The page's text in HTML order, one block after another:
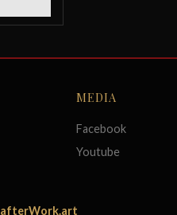
MEDIA
Facebook
Youtube
afterWork.art